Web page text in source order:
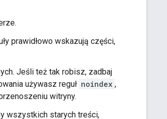
prawidłowo wskazują części,
Jeśli też tak robisz, zadbaj
używasz reguł noindex ,
witryny.
wszystkich starych treści,